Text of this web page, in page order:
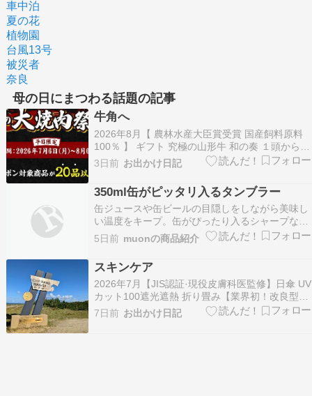
車中泊
夏の花
植物園
台風13号
被災者
奈良
母の日にまつわる話題の記事
牛角へ
2026年8月【 農林水産大臣賞受賞 国産飼料原料
100％ 】 ギフト 究極の山形牛 和の奏 １頭から6
種厳選 焼肉セット 500g 黒毛和牛 肉 ギフト プレ
ゼント 黒毛和牛 母の日 プレゼント 高級 焼肉 牛
肉 敬老の日 (定番セット) お歳暮 お年賀 バレンタ
イン 甘くな…
3日前 お出かけ日記
350ml缶がピッタリ入るタンブラー
缶ジュースや缶ビールの目隠しをしながら美味し
い温度をキープ。缶がぴったり入るシャープなシ
ルエットと、シンプルなデザインが魅力のタンブ
ラーです。もちろん缶を入れずにそのまま飲み物
おしゃれ。保温効果に優れたステンレス製で、ホ
ットでもアイス…
5日前 muonの商品紹介
スキンケア
2026年7月【JIS認証·現役皮膚科医監修】日傘 UV
カット100遮光遮熱 折り畳み【業界初！改良型ワ
ンタッチ自動開閉】UPEBおりたたみ傘 188g-
230g超軽量 コンパクト 紫外線遮断 折りたたみ傘
7日前 お出かけ日記